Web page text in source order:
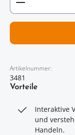
Artikelnummer:
3481
Vorteile
Interaktive
und
Handeln.